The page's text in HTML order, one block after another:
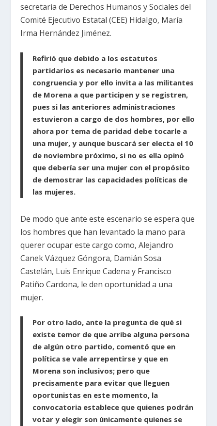
secretaria de Derechos Humanos y Sociales del
Comité Ejecutivo Estatal (CEE) Hidalgo, María
Irma Hernández Jiménez.
Refirió que debido a los estatutos
partidarios es necesario mantener una
congruencia y por ello invita a las militantes
de Morena a que participen y se registren,
pues si las anteriores administraciones
estuvieron a cargo de dos hombres, por ello
ahora por tema de paridad debe tocarle a
una mujer, y aunque buscará ser electa el 10
de noviembre próximo, si no es ella opinó
que debería ser una mujer con el propósito
de demostrar las capacidades políticas de
las mujeres.
De modo que ante este escenario se espera que
los hombres que han levantado la mano para
querer ocupar este cargo como, Alejandro
Canek Vázquez Góngora, Damián Sosa
Castelán, Luis Enrique Cadena y Francisco
Patiño Cardona, le den oportunidad a una
mujer.
Por otro lado, ante la pregunta de qué si
existe temor de que arribe alguna persona
de algún otro partido, comentó que en
política se vale arrepentirse y que en
Morena son inclusivos; pero que
precisamente para evitar que lleguen
oportunistas en este momento, la
convocatoria establece que quienes podrán
votar y elegir son únicamente quienes se